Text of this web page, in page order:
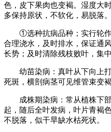
色，皮下果肉也变褐。湿度大
多保持原状，不软化，易脱落。
①选种抗病品种；实行轮作
合理浇水，及时排水，保证通
长势；及时清除残枝败叶，集
幼苗染病：真叶从下向上打
死斑，横剖病茎可见维管束变
成株期染病：常从植株下部
起，随后全叶发病，叶片青褐
不脱落，似干旱缺水枯死状。